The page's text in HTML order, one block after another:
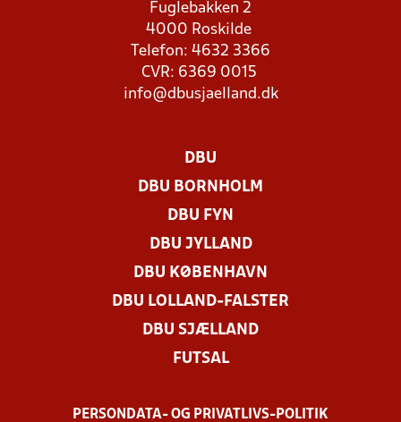
Fuglebakken 2
4000 Roskilde
Telefon: 4632 3366
CVR: 6369 0015
info@dbusjaelland.dk
DBU
DBU BORNHOLM
DBU FYN
DBU JYLLAND
DBU KØBENHAVN
DBU LOLLAND-FALSTER
DBU SJÆLLAND
FUTSAL
PERSONDATA- OG PRIVATLIVS-POLITIK